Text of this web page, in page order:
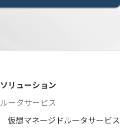
ソリューション
ルータサービス
仮想マネージドルータサービス